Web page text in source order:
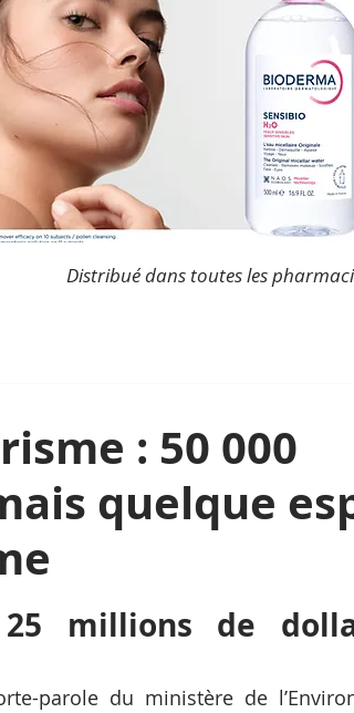
Distribué dans toutes les
: 50 000
quelque
25 millions de
parole du ministère de